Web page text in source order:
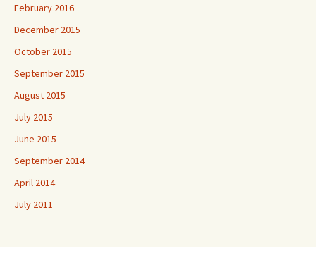
February 2016
December 2015
October 2015
September 2015
August 2015
July 2015
June 2015
September 2014
April 2014
July 2011